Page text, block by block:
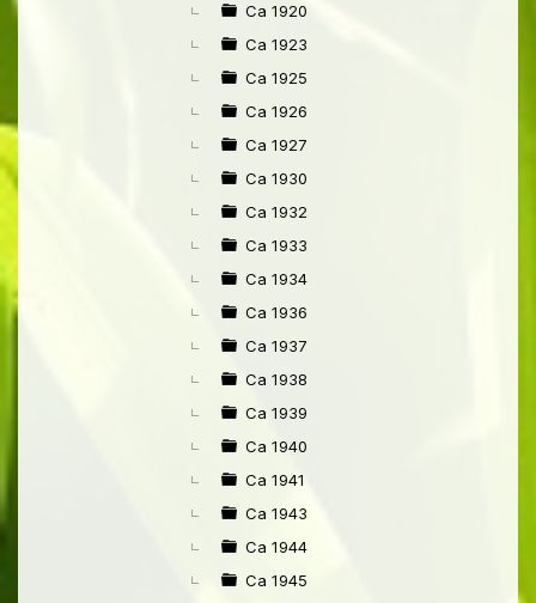
Ca 1920
Ca 1923
Ca 1925
Ca 1926
Ca 1927
Ca 1930
Ca 1932
Ca 1933
Ca 1934
Ca 1936
Ca 1937
Ca 1938
Ca 1939
Ca 1940
Ca 1941
Ca 1943
Ca 1944
Ca 1945